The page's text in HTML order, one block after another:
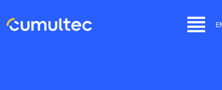
TO
CONTENT